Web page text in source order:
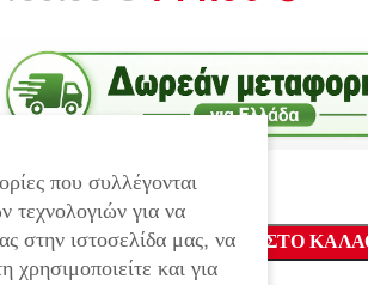
ΠΡΟΣΘΉΚΗ ΣΤΟ
που συλλέγονται
για να
στην ιστοσελίδα μας, να
και για